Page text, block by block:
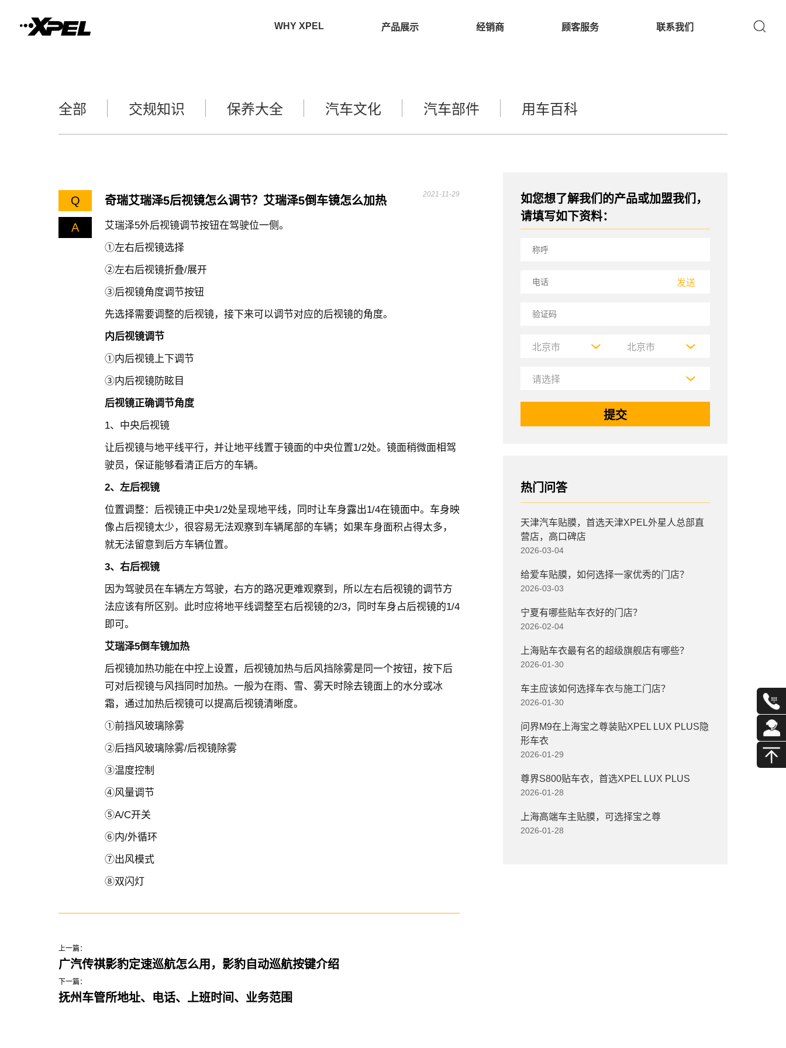
WHY XPEL 产品展示 经销商 顾客服务 联系我们
全部 交规知识 保养大全 汽车文化 汽车部件 用车百科
Q 奇瑞艾瑞泽5后视镜怎么调节？艾瑞泽5倒车镜怎么加热 2021-11-29
A
艾瑞泽5外后视镜调节按钮在驾驶位一侧。
①左右后视镜选择
②左右后视镜折叠/展开
③后视镜角度调节按钮
先选择需要调整的后视镜，接下来可以调节对应的后视镜的角度。
内后视镜调节
①内后视镜上下调节
③内后视镜防眩目
后视镜正确调节角度
1、中央后视镜
让后视镜与地平线平行，并让地平线置于镜面的中央位置1/2处。镜面稍微面相驾
驶员，保证能够看清正后方的车辆。
2、左后视镜
位置调整：后视镜正中央1/2处呈现地平线，同时让车身露出1/4在镜面中。车身映
像占后视镜太少，很容易无法观察到车辆尾部的车辆；如果车身面积占得太多，
就无法留意到后方车辆位置。
3、右后视镜
因为驾驶员在车辆左方驾驶，右方的路况更难观察到，所以左右后视镜的调节方
法应该有所区别。此时应将地平线调整至右后视镜的2/3，同时车身占后视镜的1/4
即可。
艾瑞泽5倒车镜加热
后视镜加热功能在中控上设置，后视镜加热与后风挡除雾是同一个按钮，按下后
可对后视镜与风挡同时加热。一般为在雨、雪、雾天时除去镜面上的水分或冰
霜，通过加热后视镜可以提高后视镜清晰度。
①前挡风玻璃除雾
②后挡风玻璃除雾/后视镜除雾
③温度控制
④风量调节
⑤A/C开关
⑥内/外循环
⑦出风模式
⑧双闪灯
上一篇：
广汽传祺影豹定速巡航怎么用，影豹自动巡航按键介绍
下一篇：
抚州车管所地址、电话、上班时间、业务范围
如您想了解我们的产品或加盟我们，
请填写如下资料：
发送
热门问答
天津汽车贴膜，首选天津XPEL外星人总部直
营店，高口碑店
2026-03-04
给爱车贴膜，如何选择一家优秀的门店？
2026-03-03
宁夏有哪些贴车衣好的门店？
2026-02-04
上海贴车衣最有名的超级旗舰店有哪些？
2026-01-30
车主应该如何选择车衣与施工门店？
2026-01-30
问界M9在上海宝之尊装贴XPEL LUX PLUS隐
形车衣
2026-01-29
尊界S800贴车衣，首选XPEL LUX PLUS
2026-01-28
上海高端车主贴膜，可选择宝之尊
2026-01-28